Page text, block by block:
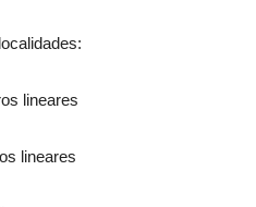
lineares
lineares